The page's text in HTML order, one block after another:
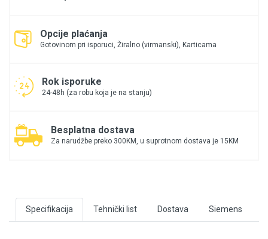
Opcije plaćanja
Gotovinom pri isporuci, Žiralno (virmanski), Karticama
Rok isporuke
24-48h (za robu koja je na stanju)
Besplatna dostava
Za narudžbe preko 300KM, u suprotnom dostava je 15KM
Specifikacija Tehnički list Dostava Siemens